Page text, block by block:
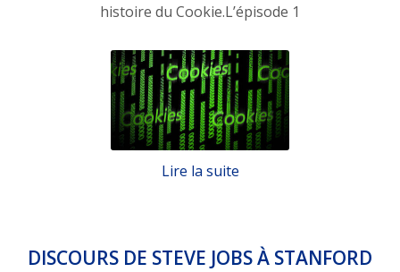
histoire du Cookie.L’épisode 1
Lire la suite
DISCOURS DE STEVE JOBS À STANFORD